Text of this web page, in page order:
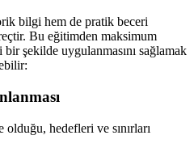
bilgi hem de pratik beceri
Bu eğitimden maksimum
şekilde uygulanmasını sağlamak
olduğu, hedefleri ve sınırları